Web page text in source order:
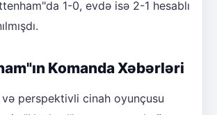
1-0, evdə isə 2-1 hesablı
Komanda Xəbərləri
perspektivli cinah oyunçusu